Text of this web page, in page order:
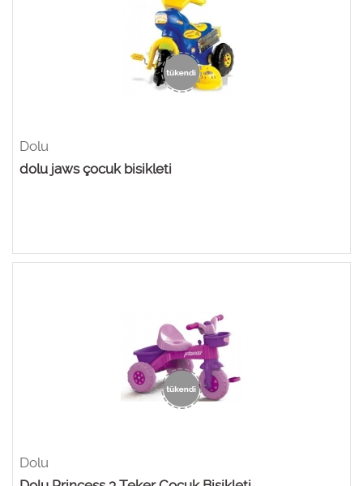
Dolu
dolu jaws çocuk bisikleti
Dolu